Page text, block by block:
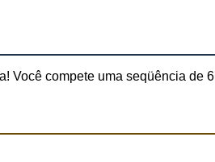
Você compete uma seqüência de 6